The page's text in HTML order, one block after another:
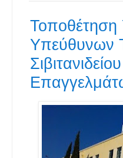
Τοποθέτηση
Υπεύθυνων